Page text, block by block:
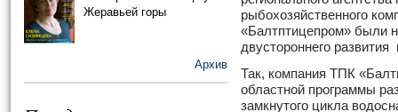
Жеравьей горы
Архив
рыбохозяйственного
«Балтптицепром» были
двустороннего
Так, компания ТПК
областной программы
замкнутого цикла